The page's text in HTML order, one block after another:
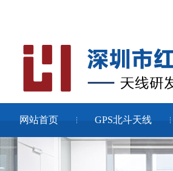
网站首页 GPS北斗天线